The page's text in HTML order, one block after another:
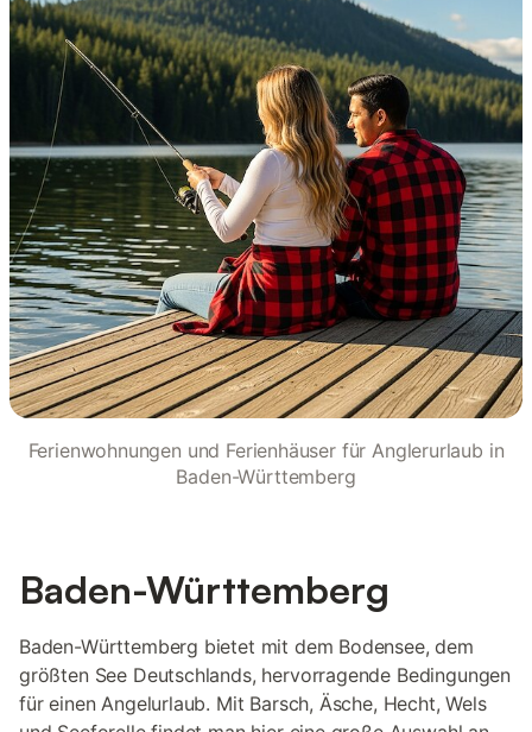
Ferienwohnungen und Ferienhäuser für Anglerurlaub in
Baden-Württemberg
Baden-Württemberg
Baden-Württemberg bietet mit dem Bodensee, dem
größten See Deutschlands, hervorragende Bedingungen
für einen Angelurlaub. Mit Barsch, Äsche, Hecht, Wels